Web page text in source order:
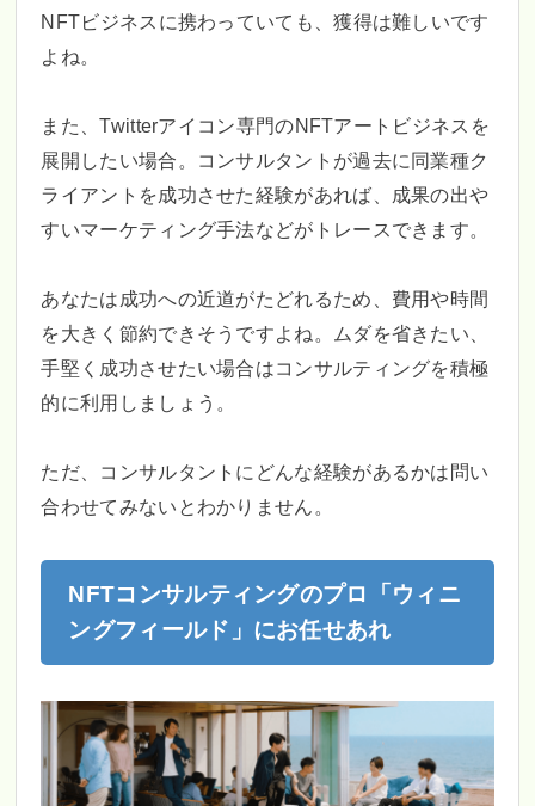
NFTビジネスに携わっていても、獲得は難しいです
よね。
また、Twitterアイコン専門のNFTアートビジネスを
展開したい場合。コンサルタントが過去に同業種ク
ライアントを成功させた経験があれば、成果の出や
すいマーケティング手法などがトレースできます。
あなたは成功への近道がたどれるため、費用や時間
を大きく節約できそうですよね。ムダを省きたい、
手堅く成功させたい場合はコンサルティングを積極
的に利用しましょう。
ただ、コンサルタントにどんな経験があるかは問い
合わせてみないとわかりません。
NFTコンサルティングのプロ「ウィニ
ングフィールド」にお任せあれ